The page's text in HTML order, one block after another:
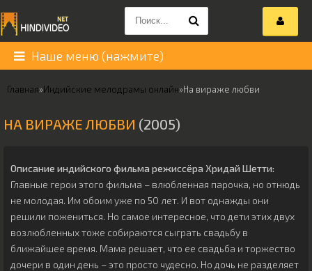
Наше меню (нажмите)
Главная»Индийские мелодрамы онлайн»На вираже любви
НА ВИРАЖЕ ЛЮБВИ (2005)
Описание индийского фильма режиссёра Хридай Шетти:
Главные герои этого фильма – влюбленная парочка, но отнюдь
не молодая. Им обоим уже по 50 лет. И вот однажды они
решили пожениться. Но самое интересное, что дети этих двух
возлюбленных тоже собираются сыграть свадьбу в
ближайшее время. Мама решает, что ее свадьба и торжество
дочери в один день – это просто чудесно. Но дочь не разделяет